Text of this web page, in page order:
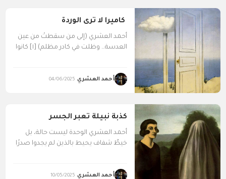
كاميرا لا ترى الوردة
أحمد العشري (إلى من سقطتْ من عين
العدسة… وظلت في كادر مظلم) [١] كانوا
أحمد العشري 04/06/2025
كذبة نبيلة تعبر الجسر
أحمد العشري الوحدة ليست حالة، بل
خيطٌ شفاف يحيط بالذين لم يجدوا صدرًا
أحمد العشري 10/05/2025